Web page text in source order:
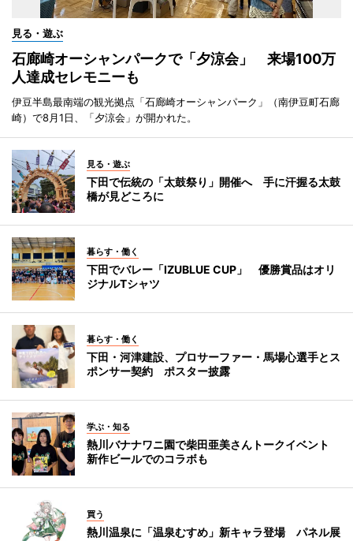
見る・遊ぶ
石廊崎オーシャンパークで「夕涼会」 来場100万
人達成セレモニーも
伊豆半島最南端の観光拠点「石廊崎オーシャンパーク」（南伊豆町石廊
崎）で8月1日、「夕涼会」が開かれた。
見る・遊ぶ
下田で伝統の「太鼓祭り」開催へ 手に汗握る太鼓
橋が見どころに
暮らす・働く
下田でバレー「IZUBLUE CUP」 優勝賞品はオリ
ジナルTシャツ
暮らす・働く
下田・河津建設、プロサーファー・馬場心選手とス
ポンサー契約 ポスター披露
学ぶ・知る
熱川バナナワニ園で柴田亜美さんトークイベント
新作ビールでのコラボも
買う
熱川温泉に「温泉むすめ」新キャラ登場 パネル展